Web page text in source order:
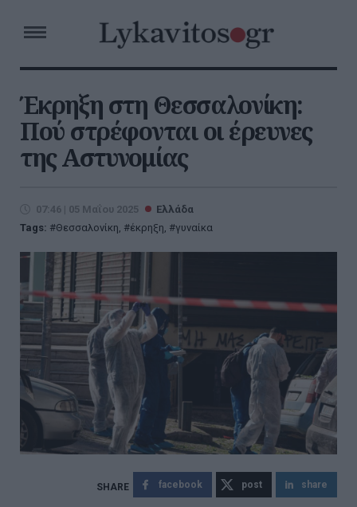
Έκρηξη στη Θεσσαλονίκη:
Πού στρέφονται οι έρευνες
της Αστυνομίας
07:46 | 05 Μαΐου 2025
Ελλάδα
Tags:
Θεσσαλονίκη, έκρηξη, γυναίκα
facebook post share